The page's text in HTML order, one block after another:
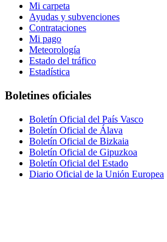
Mi carpeta
Ayudas y subvenciones
Contrataciones
Mi pago
Meteorología
Estado del tráfico
Estadística
Boletines oficiales
Boletín Oficial del País Vasco
Boletín Oficial de Álava
Boletín Oficial de Bizkaia
Boletín Oficial de Gipuzkoa
Boletín Oficial del Estado
Diario Oficial de la Unión Europea